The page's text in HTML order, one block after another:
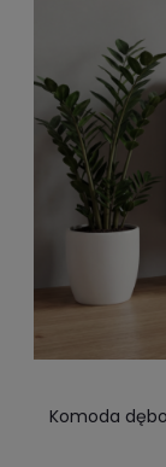
Komoda